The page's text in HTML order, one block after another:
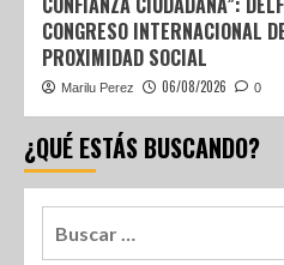
CONGRESO INTERNACIONAL
PROXIMIDAD SOCIAL
Marilu Perez 06/08/2026 0
¿QUÉ ESTÁS BUSCANDO?